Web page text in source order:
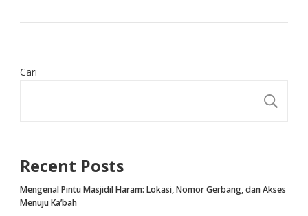
Cari
Recent Posts
Mengenal Pintu Masjidil Haram: Lokasi, Nomor Gerbang, dan Akses
Menuju Ka’bah